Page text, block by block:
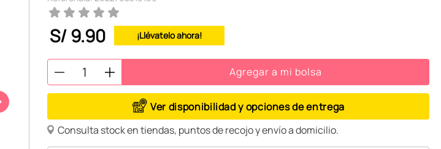
S/9.90 ¡Llévatelo ahora!
Agregar a mi bolsa
Ver disponibilidad y opciones de entrega
Consulta stock en tiendas, puntos de recojo y envío a domicilio.